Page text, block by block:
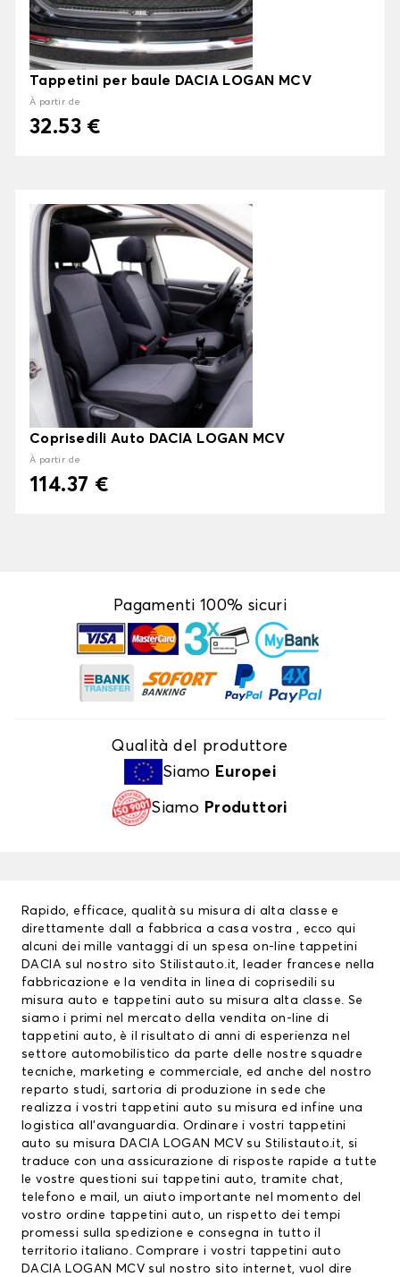
Tappetini per baule DACIA LOGAN MCV
À partir de
32.53 €
Coprisedili Auto DACIA LOGAN MCV
À partir de
114.37 €
Pagamenti 100% sicuri
Qualità del produttore
Siamo Europei
Siamo Produttori
Rapido, efficace, qualità su misura di alta classe e
direttamente dall a fabbrica a casa vostra , ecco qui
alcuni dei mille vantaggi di un spesa on-line tappetini
DACIA sul nostro sito Stilistauto.it, leader francese nella
fabbricazione e la vendita in linea di coprisedili su
misura auto e tappetini auto su misura alta classe. Se
siamo i primi nel mercato della vendita on-line di
tappetini auto, è il risultato di anni di esperienza nel
settore automobilistico da parte delle nostre squadre
tecniche, marketing e commerciale, ed anche del nostro
reparto studi, sartoria di produzione in sede che
realizza i vostri tappetini auto su misura ed infine una
logistica all’avanguardia. Ordinare i vostri tappetini
auto su misura DACIA LOGAN MCV su Stilistauto.it, si
traduce con una assicurazione di risposte rapide a tutte
le vostre questioni sui tappetini auto, tramite chat,
telefono e mail, un aiuto importante nel momento del
vostro ordine tappetini auto, un rispetto dei tempi
promessi sulla spedizione e consegna in tutto il
territorio italiano. Comprare i vostri tappetini auto
DACIA LOGAN MCV sul nostro sito internet, vuol dire